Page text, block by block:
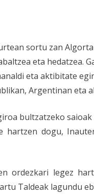
sortu zan
eta hedatzea.
eta aktibitate
Argentinan
bultzatzeko
hartzen dogu,
ordezkari legez
Taldeak lagundu